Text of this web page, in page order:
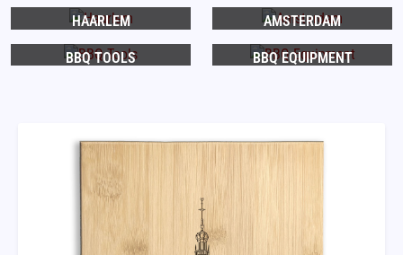
HAARLEM AMSTERDAM
BBQ TOOLS BBQ EQUIPMENT